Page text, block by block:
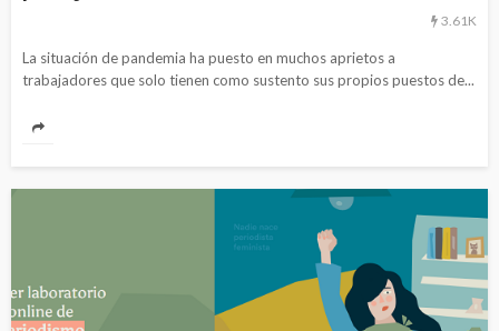
3.61K
La situación de pandemia ha puesto en muchos aprietos a
trabajadores que solo tienen como sustento sus propios puestos de...